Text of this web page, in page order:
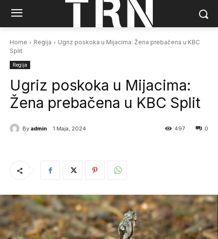
Home Regija
Ugriz poskoka u Mijacima: Žena prebačena u KBC
Split
Regija
Ugriz poskoka u Mijacima:
Žena prebačena u KBC Split
By admin 1 Maja, 2024 0
497